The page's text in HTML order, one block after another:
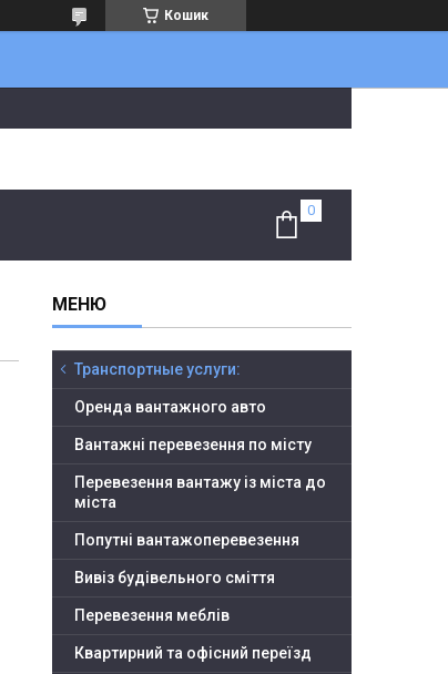
Кошик
Транспортные услуги:
Оренда вантажного авто
Вантажні перевезення по місту
Перевезення вантажу із міста до
міста
Попутні вантажоперевезення
Вивіз будівельного сміття
Перевезення меблів
Квартирний та офісний переїзд